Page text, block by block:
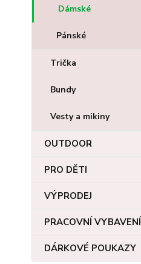
Dámské
Pánské
Trička
Bundy
Vesty a mikiny
OUTDOOR
PRO DĚTI
VÝPRODEJ
PRACOVNÍ VYBAVENÍ
DÁRKOVÉ POUKAZY